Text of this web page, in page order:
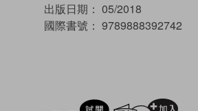
出版日期： 05/2018
國際書號： 9789888392742
試閲